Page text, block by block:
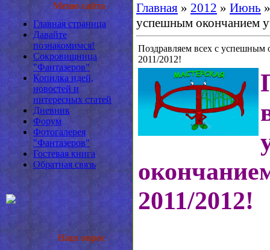
Меню сайта
Главная страница
Давайте
познакомимся!
Сокровищница
"Фантазеров"
Копилка идей,
новостей и
интересных статей
Дневник
Форум
Фотогалерея
"Фантазеров"
Гостевая книга
Обратная связь
Наш опрос
Главная » 2012 » Июнь »
успешным окончанием
Поздравляем всех с успешным
2011/2012!
2011/2012!